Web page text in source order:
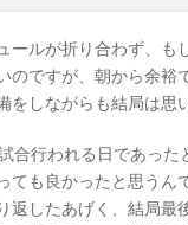
ールが折り合わず、も
のですが、朝から余
をしながらも結局は思
合行われる日であっ
ても良かったと思うん
返したあげく、結局最